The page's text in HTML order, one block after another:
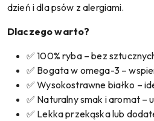
dzień i dla psów z alergiami.
Dlaczego warto?
✅ 100% ryba – bez
✅ Bogata w omega-3 –
✅ Wysokostrawne białko –
✅ Naturalny smak i aromat –
✅ Lekka przekąska lub